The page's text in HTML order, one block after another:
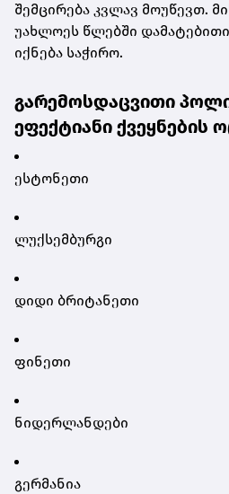
შემცირება კვლავ მოუწევთ.
უახლოეს წლებში
იქნება საჭირო.
გარემოსდაცვითი
ეფექტიანი ქვეყნების
ესტონეთი
ლუქსემბურგი
დიდი ბრიტანეთი
ფინეთი
ნიდერლანდები
გერმანია